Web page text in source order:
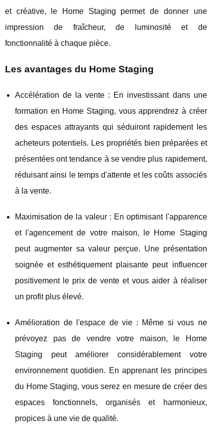
et créative, le Home Staging permet de donner une
impression de fraîcheur, de luminosité et de
fonctionnalité à chaque pièce.
Les avantages du Home Staging
Accélération de la vente : En investissant dans une
formation en Home Staging, vous apprendrez à créer
des espaces attrayants qui séduiront rapidement les
acheteurs potentiels. Les propriétés bien préparées et
présentées ont tendance à se vendre plus rapidement,
réduisant ainsi le temps d'attente et les coûts associés
à la vente.
Maximisation de la valeur : En optimisant l'apparence
et l'agencement de votre maison, le Home Staging
peut augmenter sa valeur perçue. Une présentation
soignée et esthétiquement plaisante peut influencer
positivement le prix de vente et vous aider à réaliser
un profit plus élevé.
Amélioration de l'espace de vie : Même si vous ne
prévoyez pas de vendre votre maison, le Home
Staging peut améliorer considérablement votre
environnement quotidien. En apprenant les principes
du Home Staging, vous serez en mesure de créer des
espaces fonctionnels, organisés et harmonieux,
propices à une vie de qualité.